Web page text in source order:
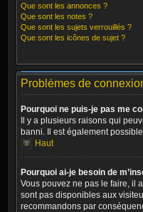
Que sont les annonces ?
Que sont les notes ?
Que sont les sujets verrouillés ?
Que sont les icônes de sujet ?
Problèmes de
Pourquoi ne puis-je pas me
Il y a plusieurs raisons qui
banni. Il est également
Haut
Pourquoi ai-je besoin de
Vous pouvez ne pas le faire, il
sont pas disponibles aux
recommandons par